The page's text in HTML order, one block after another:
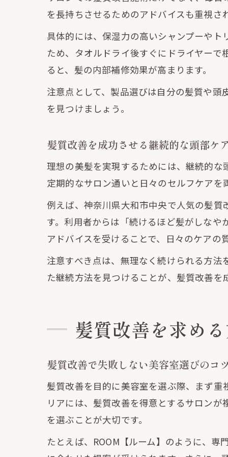
を長持ちさせるためのアドバイスも重視
具体的には、保湿力の高いシャンプーや
ため、タオルドライ後すぐにドライヤー
ると、髪の内部補修効果が高まります。
注意点として、製品選びは自分の髪質や
を見つけましょう。
髪質改善を成功させる継続的な頭部ケ
理想の美髪を実現するためには、継続的
定期的なサロン通いと日々のセルフケアを
例えば、神奈川県大和市中央で人気の髪
す。利用者からは「続けるほど髪がしな
アドバイスを受けることで、日々のケアの
注意すべき点は、無理なく続けられる方
た継続方法を見つけることが、髪質改善を
髪質改善を求め
髪質改善で失敗しない美容室選びのコ
髪質改善を目的に美容室を選ぶ際、まず
リアには、髪質改善を得意とするサロン
を選ぶことが大切です。
たとえば、ROOM【ルーム】のように、